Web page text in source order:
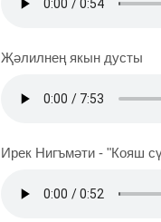
Җәлилнең якын дусты
Ирек Нигъмәти - "Кояш